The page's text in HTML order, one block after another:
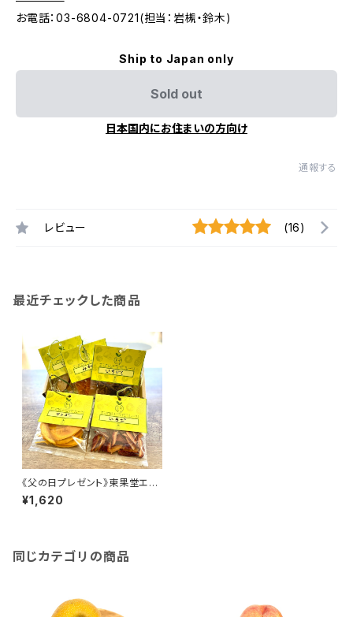
お電話：03-6804-0721(担当：岩槻・鈴木)
Ship to Japan only
Sold out
日本国内にお住まいの方向け
通報する
レビュー (16)
最近チェックした商品
《父の日プレゼント》東果堂エシ
カルドライフルーツ・ギフトボック
ス
¥1,620
同じカテゴリの商品